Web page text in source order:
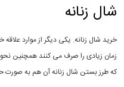
شال زنانه
خرید شال زنانه. یکی دیگر از موارد
زمان زیادی را صرف می کنند همچنین
که طرز بستن شال زنانه آن هم به صورت